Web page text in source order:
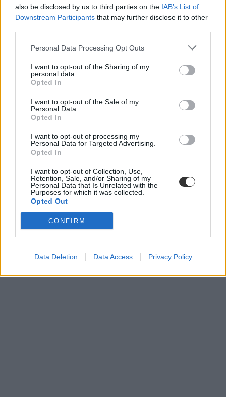
also be disclosed by us to third parties on the IAB’s List of
Downstream Participants that may further disclose it to other
Personal Data Processing Opt Outs
I want to opt-out of the Sharing of my
personal data.
Opted In
I want to opt-out of the Sale of my
Personal Data.
Opted In
I want to opt-out of processing my
Personal Data for Targeted Advertising.
Opted In
I want to opt-out of Collection, Use,
Retention, Sale, and/or Sharing of my
Personal Data that Is Unrelated with the
Purposes for which it was collected.
Opted Out
CONFIRM
Data Deletion Data Access Privacy Policy